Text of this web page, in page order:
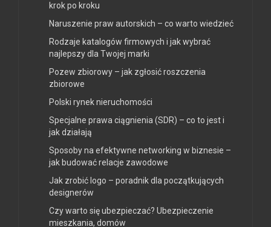
krok po kroku
Naruszenie praw autorskich – co warto wiedzieć
Rodzaje katalogów firmowych i jak wybrać
najlepszy dla Twojej marki
Pozew zbiorowy – jak zgłosić roszczenia
zbiorowe
Polski rynek nieruchomości
Specjalne prawa ciągnienia (SDR) – co to jest i
jak działają
Sposoby na efektywne networking w biznesie –
jak budować relacje zawodowe
Jak zrobić logo – poradnik dla początkujących
designerów
Czy warto się ubezpieczać? Ubezpieczenie
mieszkania, domów